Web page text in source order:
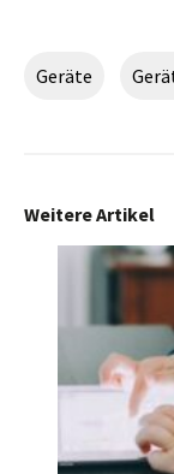
Geräte
Weitere Artikel